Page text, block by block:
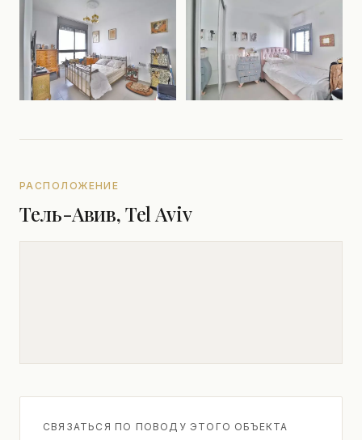
РАСПОЛОЖЕНИЕ
Тель-Авив, Tel Aviv
СВЯЗАТЬСЯ ПО ПОВОДУ ЭТОГО ОБЪЕКТА